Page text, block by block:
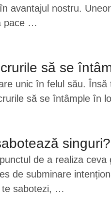
avantajul nostru.
pace …
să se
unic în felul său.
să se întâmple
singuri?
de a realiza
de subminare
te sabotezi, …